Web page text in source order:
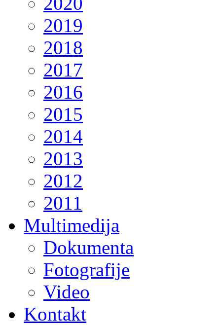
2019
2018
2017
2016
2015
2014
2013
2012
2011
Multimedija
Dokumenta
Fotografije
Video
Kontakt